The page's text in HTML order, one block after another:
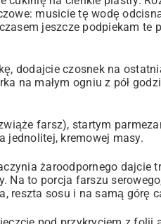
musicie tę wodę
jeszcze podpiekam te
dodajcie czosnek na
na małym ogniu z pół
farsz), startym
jednolitej, kremowej masy.
żaroodpornego dajcie
Na to porcja farszu
sosu i na samą górę